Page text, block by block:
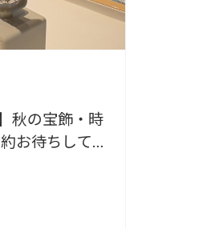
秋の宝飾・時
お待ちしてお